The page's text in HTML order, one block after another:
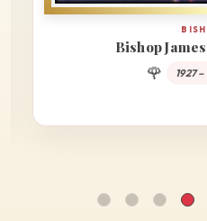
Servant of God